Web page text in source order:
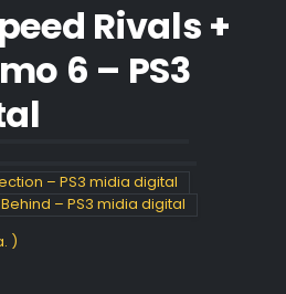
Rivals +
6 – PS3
– PS3 midia digital
Behind – PS3 midia digital
)